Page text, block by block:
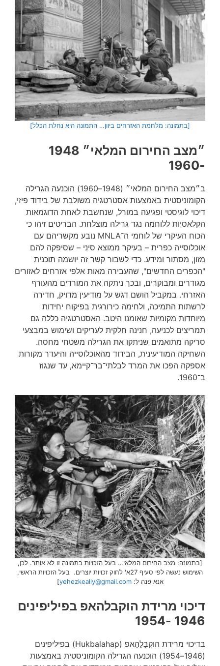
[בתמונה: מלחמת האזרחים ביוון… התמונה היא נחלת הכלל]
״מצב החירום המלאי״ 1948
-1960
ב״מצב החירום המלאי״ (1948–1960) הוכנעה הגרילה
הקומוניסטית באמצעות אסטרטגיה משולבת של בידוד פיזי,
דיכוי לוגיסטי ופגיעה במורל, שנחשבת לאחת הדוגמאות
הקלאסיות ללוחמה נגד גרילה מוצלחת. הבריטים זיהו כי
הכוח העיקרי של לוחמי ה־MNLA נובע מקשריהם עם
אוכלוסייה כפרית – בעיקר ממוצא סיני – שסיפקה להם
מזון, מסתור ומידע. כדי לשבור קשר זה יושמה תוכנית
"הכפרים החדשים", שהעבירה מאות אלפי אזרחים לאזורים
מגודרים ומבוקרים, ובכך ניתקה את המורדים מהעורף
האזרחי. במקביל הושם דגש על מודיעין מדויק, חדירה
לרשתות התמיכה, ולחימה כירורגית בפיקוח יחידות
מיוחדות מקומיות שאומנו היטב. האסטרטגיה כללה גם
תמריצים לכניעה, חנינה חלקית לעריקים ושימוש במבצעי
סריקה מתואמים שניתקו את הגרילה משטחי מחסה.
השחיקה המודיעינית, הבידוד מהאוכלוסייה והיעדר מקורות
אספקה הפכו את המרד לבלתי־בר־קיימא, עד שנגוז
ב־1960.
[בתמונה: מצב החירום המלאי… בעל הזכויות בתמונה זו לא אותר. לכן,
השימוש נעשה לפי סעיף 27א' לחוק זכויות יוצרים. בעל הזכויות הראשי,
אנא פנה ל:yehezkeally@gmail.com
]
דיכוי מרידת הוקבלהאפ בפיליפינים
1946 -1954
בדיכוי מרידת הוּקְבָּלַהָאפ (Hukbalahap) בפיליפינים
(1946–1954) הוכנעה הגרילה הקומוניסטית באמצעות